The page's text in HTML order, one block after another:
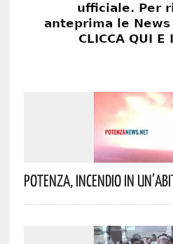
Potenza, Incendio In